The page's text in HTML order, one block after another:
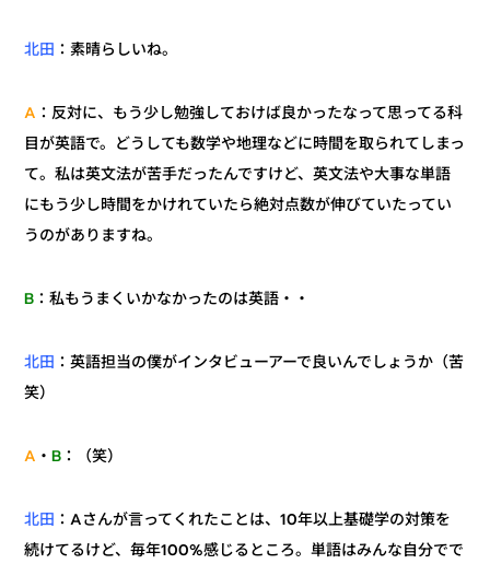
北田 ：素晴らしいね。
A ：反対に、もう少し勉強しておけば良かったなって思ってる科
目が英語で。どうしても数学や地理などに時間を取られてしまっ
て。私は英文法が苦手だったんですけど、英文法や大事な単語
にもう少し時間をかけれていたら絶対点数が伸びていたってい
うのがありますね。
B ：私もうまくいかなかったのは英語・・
北田 ：英語担当の僕がインタビューアーで良いんでしょうか（苦
笑）
A ・B ：（笑）
北田 ：Aさんが言ってくれたことは、10年以上基礎学の対策を
続けてるけど、毎年100%感じるところ。単語はみんな自分でで